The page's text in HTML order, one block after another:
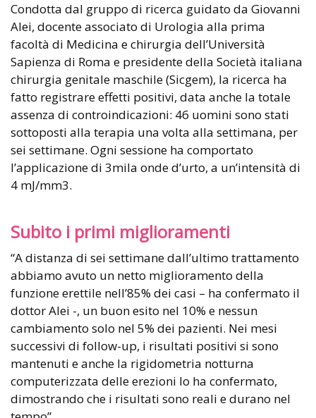
Condotta dal gruppo di ricerca guidato da Giovanni
Alei, docente associato di Urologia alla prima
facoltà di Medicina e chirurgia dell’Università
Sapienza di Roma e presidente della Società italiana
chirurgia genitale maschile (Sicgem), la ricerca ha
fatto registrare effetti positivi, data anche la totale
assenza di controindicazioni: 46 uomini sono stati
sottoposti alla terapia una volta alla settimana, per
sei settimane. Ogni sessione ha comportato
l’applicazione di 3mila onde d’urto, a un’intensità di
4 mJ/mm3.
Subito i primi miglioramenti
“A distanza di sei settimane dall’ultimo trattamento
abbiamo avuto un netto miglioramento della
funzione erettile nell’85% dei casi – ha confermato il
dottor Alei -, un buon esito nel 10% e nessun
cambiamento solo nel 5% dei pazienti. Nei mesi
successivi di follow-up, i risultati positivi si sono
mantenuti e anche la rigidometria notturna
computerizzata delle erezioni lo ha confermato,
dimostrando che i risultati sono reali e durano nel